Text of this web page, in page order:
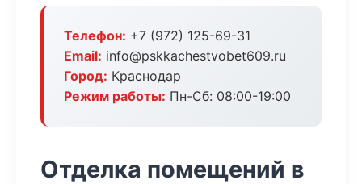
Телефон: +7 (972) 125-69-31
Email: info@pskkachestvobet609.ru
Город: Краснодар
Режим работы: Пн-Сб: 08:00-19:00
Отделка помещений в